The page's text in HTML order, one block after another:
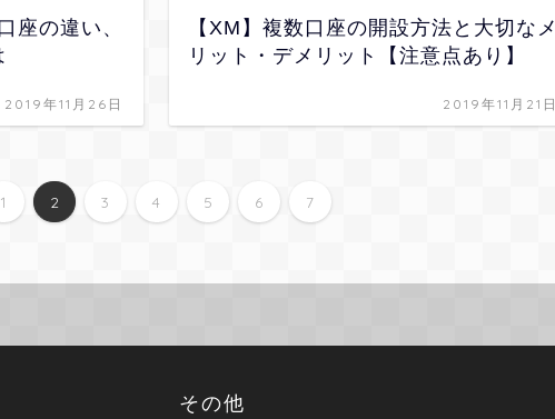
座の違い、
2019年11月26日
【XM】複数口座の開設方法と大切なメ
リット・デメリット【注意点あり】
2019年11月21日
1 2 3 4 5 6 7
その他